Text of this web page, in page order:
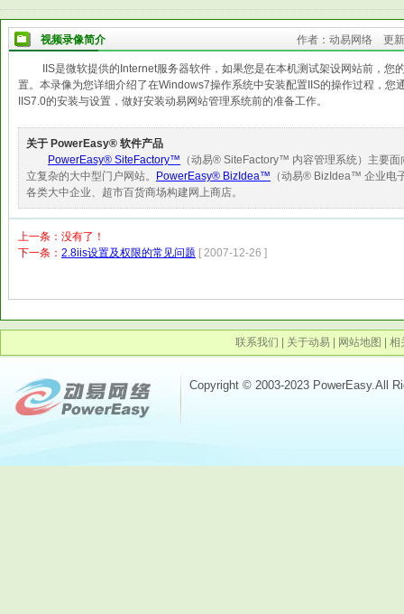
作者：动易网络 更
视频录像简介
IIS是微软提供的Internet服务器软件，如果您是在本机测试架设网站前，您
置。本录像为您详细介绍了在Windows7操作系统中安装配置IIS的操作过程，您
IIS7.0的安装与设置，做好安装动易网站管理系统前的准备工作。
关于 PowerEasy® 软件产品
PowerEasy® SiteFactory™ （动易® SiteFactory™ 内容管理系统）主要
立复杂的大中型门户网站。
PowerEasy® BizIdea™ （动易® BizIdea™ 企业电
各类大中企业、超市百货商场构建网上商店。
上一条：没有了！
下一条： 2.8iis设置及权限的常见问题 [ 2007-12-26 ]
联系我们 关于动易 网站地图 相
Copyright © 2003-2023 PowerEasy.All